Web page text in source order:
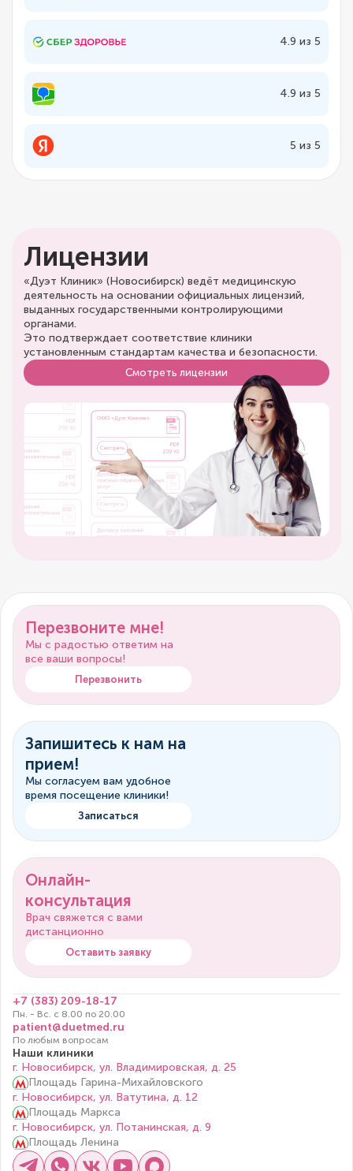
4.9 из 5
4.9 из 5
5 из 5
Лицензии
«Дуэт Клиник» (Новосибирск) ведёт медицинскую
деятельность на основании официальных лицензий,
выданных государственными контролирующими
органами.
Это подтверждает соответствие клиники
установленным стандартам качества и безопасности.
Смотреть лицензии
Перезвоните мне!
Мы с радостью ответим на
все ваши вопросы!
Перезвонить
Запишитесь к нам на
прием!
Мы согласуем вам удобное
время посещение клиники!
Записаться
Онлайн-
консультация
Врач свяжется с вами
дистанционно
Оставить заявку
+7 (383) 209-18-17
Пн. - Вс. с 8.00 по 20.00
patient@duetmed.ru
По любым вопросам
Наши клиники
г. Новосибирск, ул. Владимировская, д. 25
Площадь Гарина-Михайловского
г. Новосибирск, ул. Ватутина, д. 12
Площадь Маркса
г. Новосибирск, ул. Потанинская, д. 9
Площадь Ленина